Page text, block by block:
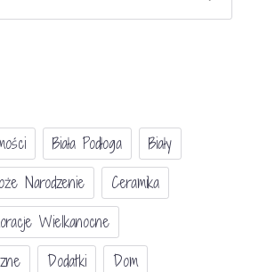
Biała Podłoga
Biały
Narodzenie
Ceramika
Wielkanocne
Dodatki
Dom